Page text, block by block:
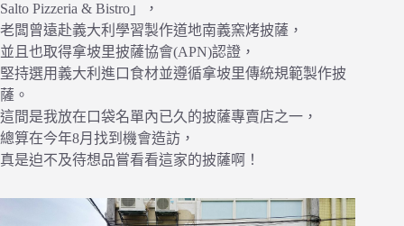
Salto Pizzeria & Bistro」，
老闆曾遠赴義大利學習製作道地南義窯烤披薩，
並且也取得拿坡里披薩協會(APN)認證，
堅持選用義大利進口食材並遵循拿坡里傳統規範製作披
薩。
這間是我放在口袋名單內已久的披薩專賣店之一，
總算在今年8月找到機會造訪，
真是迫不及待想品嘗看看這家的披薩啊！